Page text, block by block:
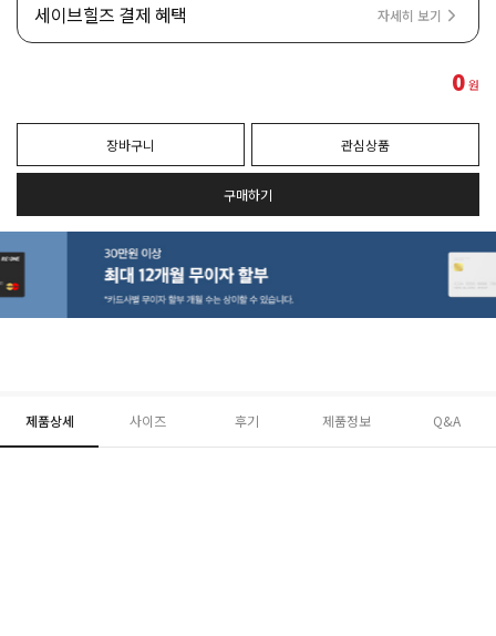
세이브힐즈 결제 혜택 자세히 보기
0원
장바구니 관심상품
구매하기
제품상세 사이즈 후기 제품정보 Q&A